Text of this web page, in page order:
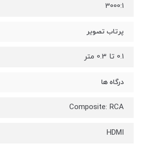
3000:1
پرتاب تصویر
0.1 تا 0.3 متر
درگاه ها
Composite: RCA
HDMI